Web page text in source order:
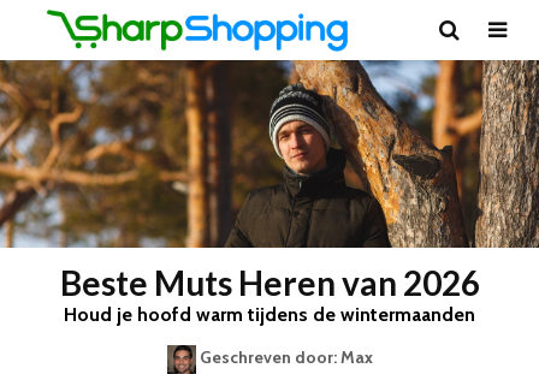
Beste Muts Heren van 2026
Houd je hoofd warm tijdens de wintermaanden
Geschreven door: Max